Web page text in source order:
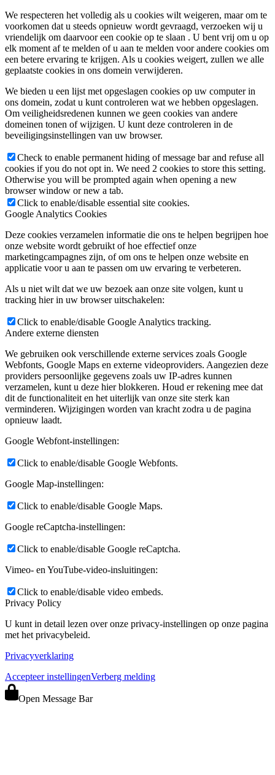
We respecteren het volledig als u cookies wilt weigeren, maar om te
voorkomen dat u steeds opnieuw wordt gevraagd, verzoeken wij u
vriendelijk om daarvoor een cookie op te slaan . U bent vrij om u op
elk moment af te melden of u aan te melden voor andere cookies om
een ​​betere ervaring te krijgen. Als u cookies weigert, zullen we alle
geplaatste cookies in ons domein verwijderen.
We bieden u een lijst met opgeslagen cookies op uw computer in
ons domein, zodat u kunt controleren wat we hebben opgeslagen.
Om veiligheidsredenen kunnen we geen cookies van andere
domeinen tonen of wijzigen. U kunt deze controleren in de
beveiligingsinstellingen van uw browser.
Check to enable permanent hiding of message bar and refuse all
cookies if you do not opt in. We need 2 cookies to store this setting.
Otherwise you will be prompted again when opening a new
browser window or new a tab.
Click to enable/disable essential site cookies.
Google Analytics Cookies
Deze cookies verzamelen informatie die ons te helpen begrijpen hoe
onze website wordt gebruikt of hoe effectief onze
marketingcampagnes zijn, of om ons te helpen onze website en
applicatie voor u aan te passen om uw ervaring te verbeteren.
Als u niet wilt dat we uw bezoek aan onze site volgen, kunt u
tracking hier in uw browser uitschakelen:
Click to enable/disable Google Analytics tracking.
Andere externe diensten
We gebruiken ook verschillende externe services zoals Google
Webfonts, Google Maps en externe videoproviders. Aangezien deze
providers persoonlijke gegevens zoals uw IP-adres kunnen
verzamelen, kunt u deze hier blokkeren. Houd er rekening mee dat
dit de functionaliteit en het uiterlijk van onze site sterk kan
verminderen. Wijzigingen worden van kracht zodra u de pagina
opnieuw laadt.
Google Webfont-instellingen:
Click to enable/disable Google Webfonts.
Google Map-instellingen:
Click to enable/disable Google Maps.
Google reCaptcha-instellingen:
Click to enable/disable Google reCaptcha.
Vimeo- en YouTube-video-insluitingen:
Click to enable/disable video embeds.
Privacy Policy
U kunt in detail lezen over onze privacy-instellingen op onze pagina
met het privacybeleid.
Privacyverklaring
Accepteer instellingenVerberg melding
Open Message Bar